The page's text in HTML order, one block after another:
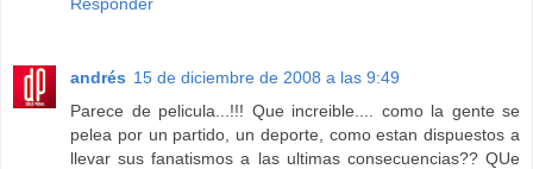
andrés 15 de diciembre de 2008 a las 9:49
Parece de pelicula...!!! Que increible.... como la gente se
pelea por un partido, un deporte, como estan dispuestos a
llevar sus fanatismos a las ultimas consecuencias?? QUe